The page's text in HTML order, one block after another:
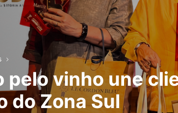
pelo vinho une
do Zona Sul